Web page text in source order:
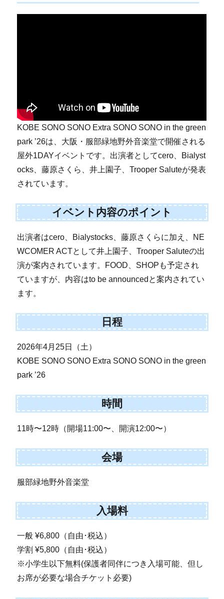
KOBE SONO SONO Extra SONO SONO in the green
park ’26は、大阪・服部緑地野外音楽堂で開催される
屋外1DAYイベントです。出演者としてcero、Bialyst
ocks、藤原さくら、井上園子、Trooper Saluteが発表
されています。
イベント内容のポイント
出演者はcero、Bialystocks、藤原さくらに加え、NE
WCOMER ACTとして井上園子、Trooper Saluteの出
演が案内されています。FOOD、SHOPも予定され
ていますが、内容はto be announcedと案内されてい
ます。
日程
2026年4月25日（土）
KOBE SONO SONO Extra SONO SONO in the green
park ’26
時間
11時〜12時（開場11:00〜、開演12:00〜）
会場
服部緑地野外音楽堂
入場料
一般 ¥6,800（自由･税込）
学割 ¥5,800（自由･税込）
※小学生以下無料(保護者同伴につき入場可能、但し
お席が必要な場合チケット必要)